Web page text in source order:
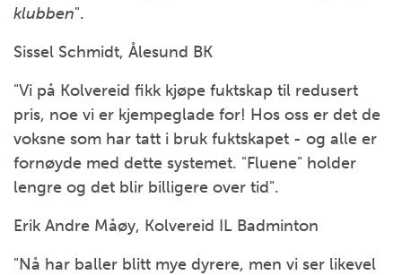
klubben".
Sissel Schmidt, Ålesund BK
"Vi på Kolvereid fikk kjøpe fuktskap til redusert
pris, noe vi er kjempeglade for! Hos oss er det de
voksne som har tatt i bruk fuktskapet - og alle er
fornøyde med dette systemet. "Fluene" holder
lengre og det blir billigere over tid".
Erik Andre Måøy, Kolvereid IL Badminton
"Nå har baller blitt mye dyrere, men vi ser likevel